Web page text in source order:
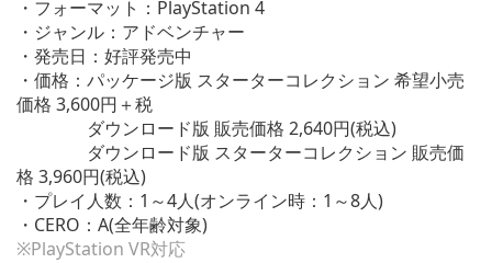
・フォーマット：PlayStation 4
・ジャンル：アドベンチャー
・発売日：好評発売中
・価格：パッケージ版 スターターコレクション 希望小売
価格 3,600円＋税
ダウンロード版 販売価格 2,640円(税込)
ダウンロード版 スターターコレクション 販売価
格 3,960円(税込)
・プレイ人数：1～4人(オンライン時：1～8人)
・CERO：A(全年齢対象)
※PlayStation VR対応